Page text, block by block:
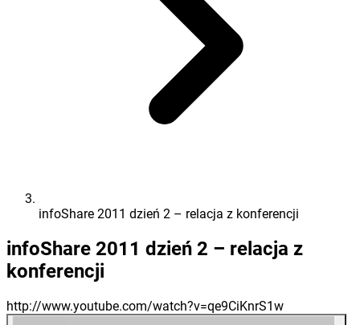
infoShare 2011 dzień 2 – relacja z konferencji
infoShare 2011 dzień 2 – relacja z
konferencji
http://www.youtube.com/watch?v=qe9CiKnrS1w